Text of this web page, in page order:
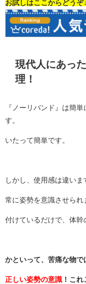
お試しはここからどうぞ↓
現代人にあっ
理！
『ノーリバンド』は簡
す。
いたって簡単です。
しかし、使用感は違いま
常に姿勢を意識させられ
付けているだけで、体幹
かといって、苦痛な物で
正しい姿勢の意識 ！こ